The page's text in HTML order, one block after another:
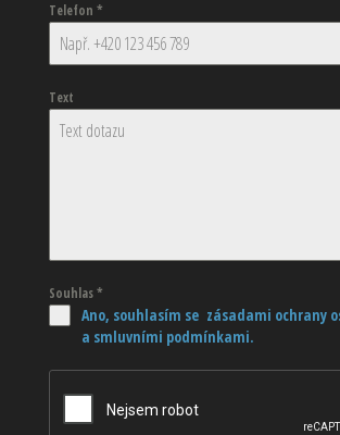
Telefon *
Text
Souhlas*
Ano, souhlasím se zásadami ochrany
a smluvními podmínkami.